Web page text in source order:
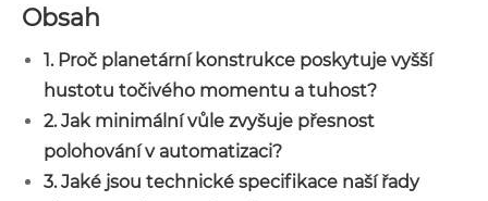
Obsah
1. Proč planetární konstrukce poskytuje vyšší
hustotu točivého momentu a tuhost?
2. Jak minimální vůle zvyšuje přesnost
polohování v automatizaci?
3. Jaké jsou technické specifikace naší řady